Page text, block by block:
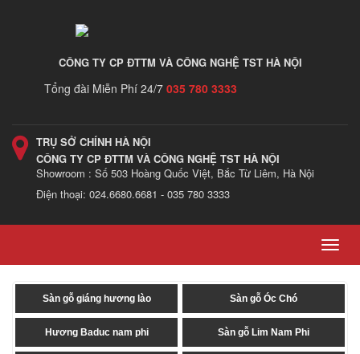
CÔNG TY CP ĐTTM VÀ CÔNG NGHỆ TST HÀ NỘI
Tổng đài Miễn Phí 24/7 035 780 3333
TRỤ SỞ CHÍNH HÀ NỘI
CÔNG TY CP ĐTTM VÀ CÔNG NGHỆ TST HÀ NỘI
Showroom : Số 503 Hoàng Quốc Việt, Bắc Từ Liêm, Hà Nội
Điện thoại: 024.6680.6681 - 035 780 3333
Sàn gỗ giáng hương lào Sàn gỗ Óc Chó
Hương Baduc nam phi Sàn gỗ Lim Nam Phi